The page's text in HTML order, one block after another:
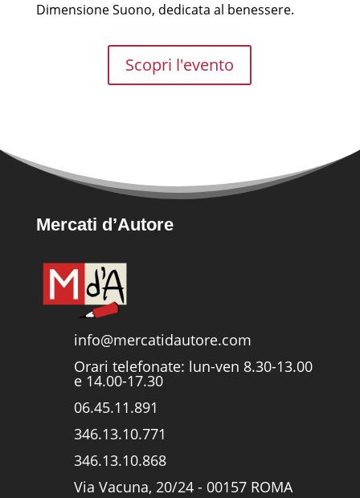
Dimensione Suono, dedicata al benessere.
Scopri l'evento
Mercati d’Autore
info@mercatidautore.com
Orari telefonate: lun-ven 8.30-13.00
e 14.00-17.30
06.45.11.891
346.13.10.771
346.13.10.868
Via Vacuna, 20/24 - 00157 ROMA